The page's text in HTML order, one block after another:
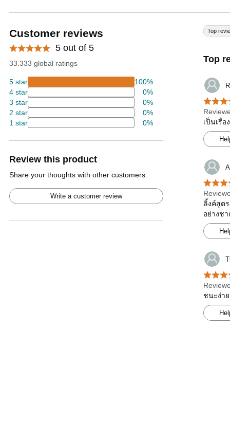
Customer reviews
5 out of 5
33.333 global ratings
5 star
100%
4 star
0%
3 star
0%
2 star
0%
1 star
0%
Review this product
Share your thoughts with other customers
Write a customer review
Top
Top
เป็นเรื่
ลิ้งค์สูต
อย่างช
ชนะง่า